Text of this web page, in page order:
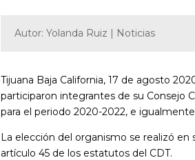
Autor: Yolanda Ruiz | Noticias
Tijuana Baja California, 17 de agosto
participaron integrantes de su Consejo
para el periodo 2020-2022, e
La elección del organismo se realizó
artículo 45 de los estatutos del CDT.